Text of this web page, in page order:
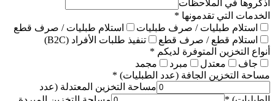
اذكروها في الملاحظات
الخدمات التي تقدمونها *
استلام طبليات / صرف طبليات
استلام طبليات / صرف قطع
استلام قطع / صرف قطع
تنفيذ طلبات الأفراد (B2C)
أنواع التخزين المتوفرة لديكم *
جاف
معتدل مبرد
مجمد
مساحة التخزين الجافة (عدد الطبليات) *
مساحة التخزين المعتدلة (عدد